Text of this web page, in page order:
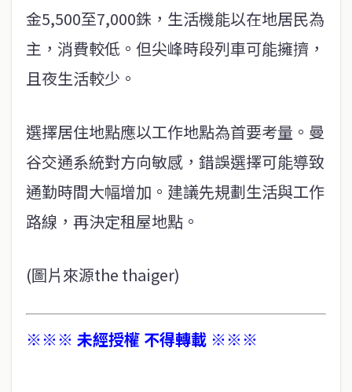
金5,500至7,000銖，生活機能以在地居民為
主，消費較低。但尖峰時段列車可能擁擠，
且夜生活較少。
選擇居住地點應以工作地點為首要考量。曼
谷交通系統對方向敏感，錯誤選擇可能導致
通勤時間大幅增加。建議先規劃生活與工作
路線，再決定租屋地點。
(圖片來源the thaiger)
※※※ 未經授權 不得轉載 ※※※